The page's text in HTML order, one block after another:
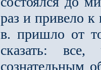
раз и привело к
в. пришло от
сказать:
сознательным